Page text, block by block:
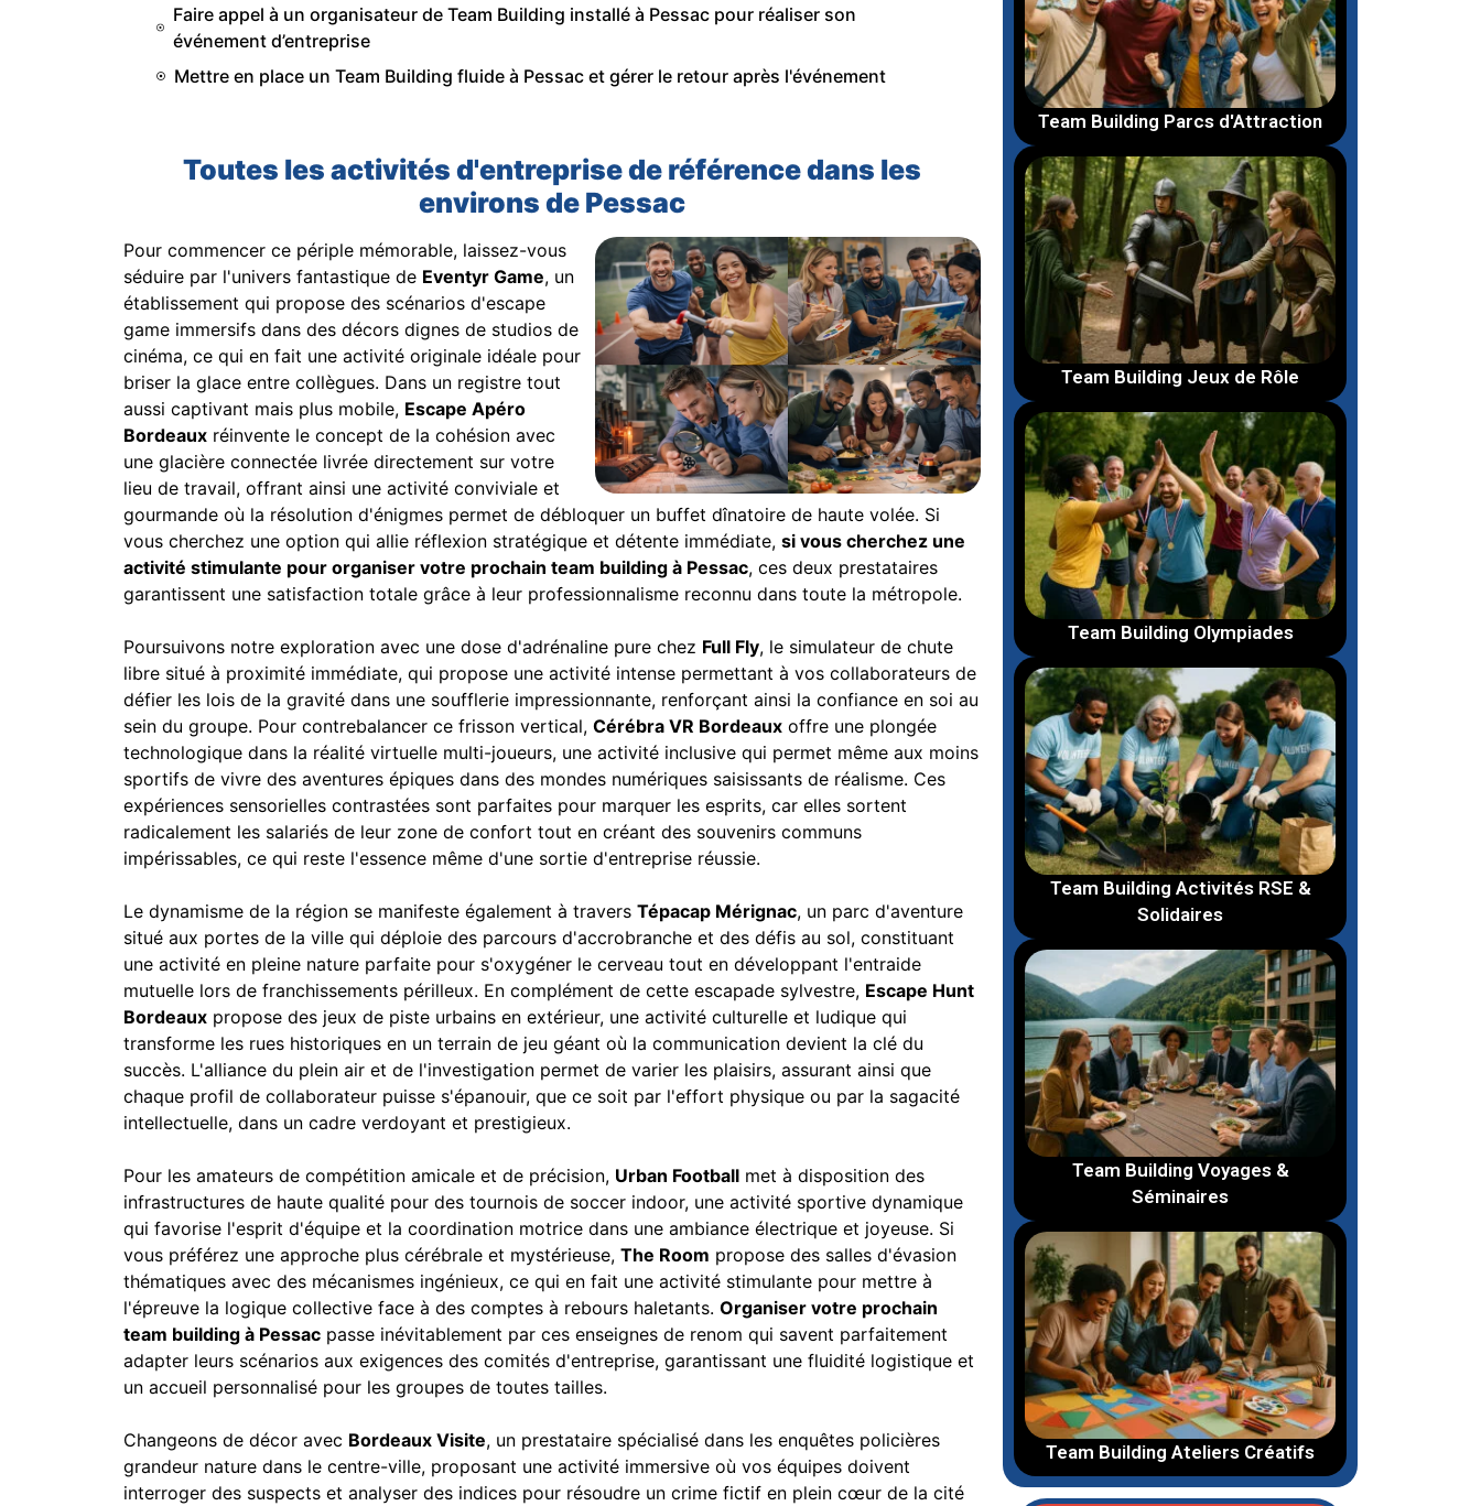
Faire appel à un organisateur de Team Building installé à Pessac pour réaliser son
événement d’entreprise
Mettre en place un Team Building fluide à Pessac et gérer le retour après l'événement
Toutes les activités d'entreprise de référence dans les
environs de Pessac
Pour commencer ce périple mémorable, laissez-vous
séduire par l'univers fantastique de Eventyr Game, un
établissement qui propose des scénarios d'escape
game immersifs dans des décors dignes de studios de
cinéma, ce qui en fait une activité originale idéale pour
briser la glace entre collègues. Dans un registre tout
aussi captivant mais plus mobile, Escape Apéro
Bordeaux réinvente le concept de la cohésion avec
une glacière connectée livrée directement sur votre
lieu de travail, offrant ainsi une activité conviviale et
gourmande où la résolution d'énigmes permet de débloquer un buffet dînatoire de haute volée. Si
vous cherchez une option qui allie réflexion stratégique et détente immédiate, si vous cherchez une
activité stimulante pour organiser votre prochain team building à Pessac, ces deux prestataires
garantissent une satisfaction totale grâce à leur professionnalisme reconnu dans toute la métropole.
Poursuivons notre exploration avec une dose d'adrénaline pure chez Full Fly, le simulateur de chute
libre situé à proximité immédiate, qui propose une activité intense permettant à vos collaborateurs de
défier les lois de la gravité dans une soufflerie impressionnante, renforçant ainsi la confiance en soi au
sein du groupe. Pour contrebalancer ce frisson vertical, Cérébra VR Bordeaux offre une plongée
technologique dans la réalité virtuelle multi-joueurs, une activité inclusive qui permet même aux moins
sportifs de vivre des aventures épiques dans des mondes numériques saisissants de réalisme. Ces
expériences sensorielles contrastées sont parfaites pour marquer les esprits, car elles sortent
radicalement les salariés de leur zone de confort tout en créant des souvenirs communs
impérissables, ce qui reste l'essence même d'une sortie d'entreprise réussie.
Le dynamisme de la région se manifeste également à travers Tépacap Mérignac, un parc d'aventure
situé aux portes de la ville qui déploie des parcours d'accrobranche et des défis au sol, constituant
une activité en pleine nature parfaite pour s'oxygéner le cerveau tout en développant l'entraide
mutuelle lors de franchissements périlleux. En complément de cette escapade sylvestre, Escape Hunt
Bordeaux propose des jeux de piste urbains en extérieur, une activité culturelle et ludique qui
transforme les rues historiques en un terrain de jeu géant où la communication devient la clé du
succès. L'alliance du plein air et de l'investigation permet de varier les plaisirs, assurant ainsi que
chaque profil de collaborateur puisse s'épanouir, que ce soit par l'effort physique ou par la sagacité
intellectuelle, dans un cadre verdoyant et prestigieux.
Pour les amateurs de compétition amicale et de précision, Urban Football met à disposition des
infrastructures de haute qualité pour des tournois de soccer indoor, une activité sportive dynamique
qui favorise l'esprit d'équipe et la coordination motrice dans une ambiance électrique et joyeuse. Si
vous préférez une approche plus cérébrale et mystérieuse, The Room propose des salles d'évasion
thématiques avec des mécanismes ingénieux, ce qui en fait une activité stimulante pour mettre à
l'épreuve la logique collective face à des comptes à rebours haletants. Organiser votre prochain
team building à Pessac passe inévitablement par ces enseignes de renom qui savent parfaitement
adapter leurs scénarios aux exigences des comités d'entreprise, garantissant une fluidité logistique et
un accueil personnalisé pour les groupes de toutes tailles.
Changeons de décor avec Bordeaux Visite, un prestataire spécialisé dans les enquêtes policières
grandeur nature dans le centre-ville, proposant une activité immersive où vos équipes doivent
interroger des suspects et analyser des indices pour résoudre un crime fictif en plein cœur de la cité
Team Building Parcs d'Attraction
Team Building Jeux de Rôle
Team Building Olympiades
Team Building Activités RSE &
Solidaires
Team Building Voyages &
Séminaires
Team Building Ateliers Créatifs